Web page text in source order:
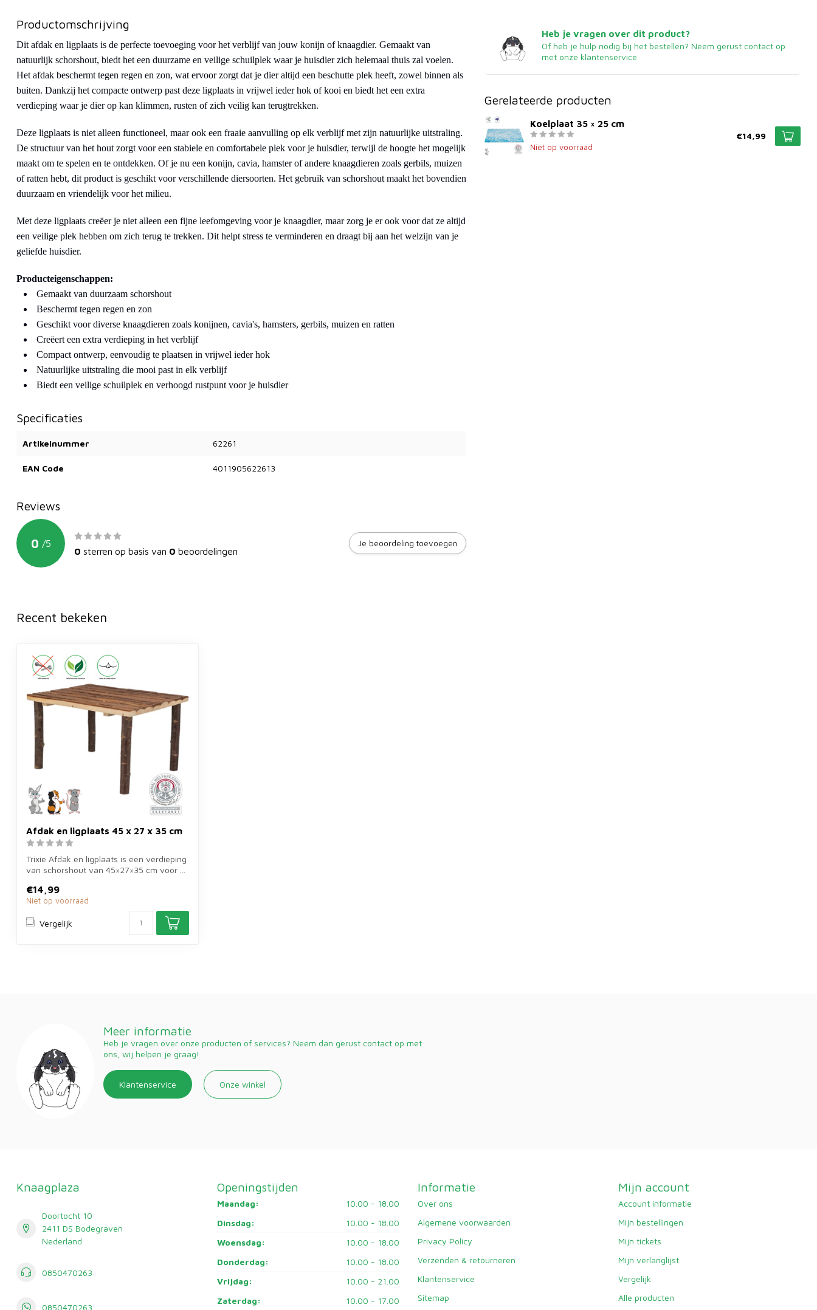
Productomschrijving
Dit afdak en ligplaats is de perfecte toevoeging voor het verblijf van jouw konijn of knaagdier. Gemaakt van
natuurlijk schorshout, biedt het een duurzame en veilige schuilplek waar je huisdier zich helemaal thuis zal voelen.
Het afdak beschermt tegen regen en zon, wat ervoor zorgt dat je dier altijd een beschutte plek heeft, zowel binnen als
buiten. Dankzij het compacte ontwerp past deze ligplaats in vrijwel ieder hok of kooi en biedt het een extra
verdieping waar je dier op kan klimmen, rusten of zich veilig kan terugtrekken.
Deze ligplaats is niet alleen functioneel, maar ook een fraaie aanvulling op elk verblijf met zijn natuurlijke uitstraling.
De structuur van het hout zorgt voor een stabiele en comfortabele plek voor je huisdier, terwijl de hoogte het mogelijk
maakt om te spelen en te ontdekken. Of je nu een konijn, cavia, hamster of andere knaagdieren zoals gerbils, muizen
of ratten hebt, dit product is geschikt voor verschillende diersoorten. Het gebruik van schorshout maakt het bovendien
duurzaam en vriendelijk voor het milieu.
Met deze ligplaats creëer je niet alleen een fijne leefomgeving voor je knaagdier, maar zorg je er ook voor dat ze altijd
een veilige plek hebben om zich terug te trekken. Dit helpt stress te verminderen en draagt bij aan het welzijn van je
geliefde huisdier.
Producteigenschappen:
Gemaakt van duurzaam schorshout
Beschermt tegen regen en zon
Geschikt voor diverse knaagdieren zoals konijnen, cavia's, hamsters, gerbils, muizen en ratten
Creëert een extra verdieping in het verblijf
Compact ontwerp, eenvoudig te plaatsen in vrijwel ieder hok
Natuurlijke uitstraling die mooi past in elk verblijf
Biedt een veilige schuilplek en verhoogd rustpunt voor je huisdier
Specificaties
Artikelnummer 62261
EAN Code 4011905622613
Reviews
0 /5
0 sterren op basis van 0 beoordelingen
Je beoordeling toevoegen
Heb je vragen over dit product?
Of heb je hulp nodig bij het bestellen? Neem gerust contact op
met onze klantenservice
Gerelateerde producten
Koelplaat 35 × 25 cm
Niet op voorraad
€14,99
Recent bekeken
Afdak en ligplaats 45 x 27 x 35 cm
Trixie Afdak en ligplaats is een verdieping
van schorshout van 45×27×35 cm voor ...
€14,99
Niet op voorraad
Vergelijk
Meer informatie
Heb je vragen over onze producten of services? Neem dan gerust contact op met
ons, wij helpen je graag!
Klantenservice Onze winkel
Knaagplaza
Doortocht 10
2411 DS Bodegraven
Nederland
0850470263
0850470263
Openingstijden
Maandag:
10.00 - 18.00
Dinsdag:
10.00 - 18.00
Woensdag:
10.00 - 18.00
Donderdag:
10.00 - 18.00
Vrijdag:
10.00 - 21.00
Zaterdag:
10.00 - 17.00
Informatie
Over ons
Algemene voorwaarden
Privacy Policy
Verzenden & retourneren
Klantenservice
Sitemap
Mijn account
Account informatie
Mijn bestellingen
Mijn tickets
Mijn verlanglijst
Vergelijk
Alle producten